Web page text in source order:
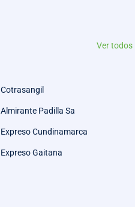
Ver todos
Cotrasangil
Almirante Padilla Sa
Expreso Cundinamarca
Expreso Gaitana